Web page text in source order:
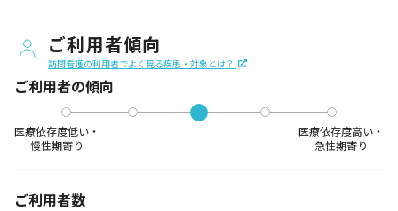
ご利用者傾向
訪問看護の利用者でよく見る疾患・対象とは？
ご利用者の傾向
医療依存度低い・
慢性期寄り
医療依存度高い・
急性期寄り
ご利用者数